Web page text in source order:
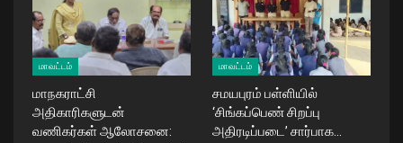
மாவட்டம்
மாநகராட்சி
அதிகாரிகளுடன்
வணிகர்கள் ஆலோசனை:
மாவட்டம்
சமயபுரம் பள்ளியில்
‘சிங்கப்பெண் சிறப்பு
அதிரடிப்படை’ சார்பாக…